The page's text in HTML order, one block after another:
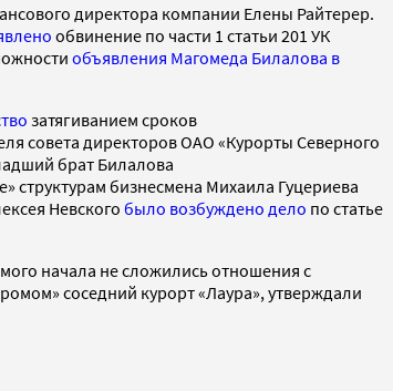
директора компании Елены Райтерер.
обвинение по части 1 статьи 201 УК
объявления Магомеда Билалова в
затягиванием сроков
совета директоров ОАО «Курорты Северного
брат Билалова
структурам бизнесмена Михаила Гуцериева
Невского было возбуждено дело по статье
начала не сложились отношения с
соседний курорт «Лаура», утверждали